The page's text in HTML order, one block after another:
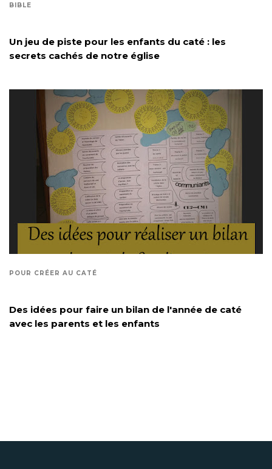
BIBLE
Un jeu de piste pour les enfants du caté : les
secrets cachés de notre église
POUR CRÉER AU CATÉ
Des idées pour faire un bilan de l'année de caté
avec les parents et les enfants